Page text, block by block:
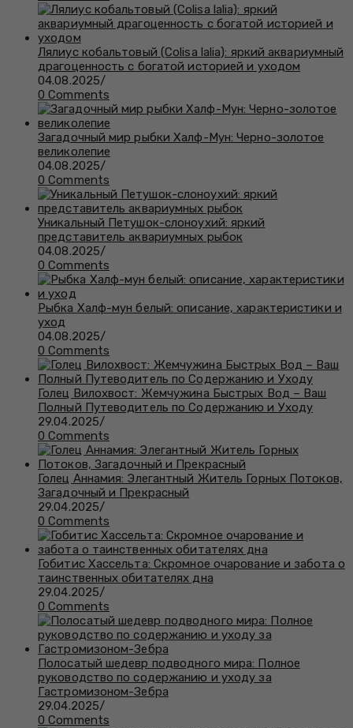
Лялиус кобальтовый (Colisa lalia): яркий аквариумный
драгоценность с богатой историей и уходом
04.08.2025/
0 Comments
Загадочный мир рыбки Халф-Мун: Черно-золотое
великолепие
04.08.2025/
0 Comments
Уникальный Петушок-слоноухий: яркий
представитель аквариумных рыбок
04.08.2025/
0 Comments
Рыбка Халф-мун белый: описание, характеристики и
уход
04.08.2025/
0 Comments
Голец Вилохвост: Жемчужина Быстрых Вод – Ваш
Полный Путеводитель по Содержанию и Уходу
29.04.2025/
0 Comments
Голец Аннамия: Элегантный Житель Горных Потоков,
Загадочный и Прекрасный
29.04.2025/
0 Comments
Гобитис Хассельта: Скромное очарование и забота о
таинственных обитателях дна
29.04.2025/
0 Comments
Полосатый шедевр подводного мира: Полное
руководство по содержанию и уходу за
Гастромизоном-Зебра
29.04.2025/
0 Comments